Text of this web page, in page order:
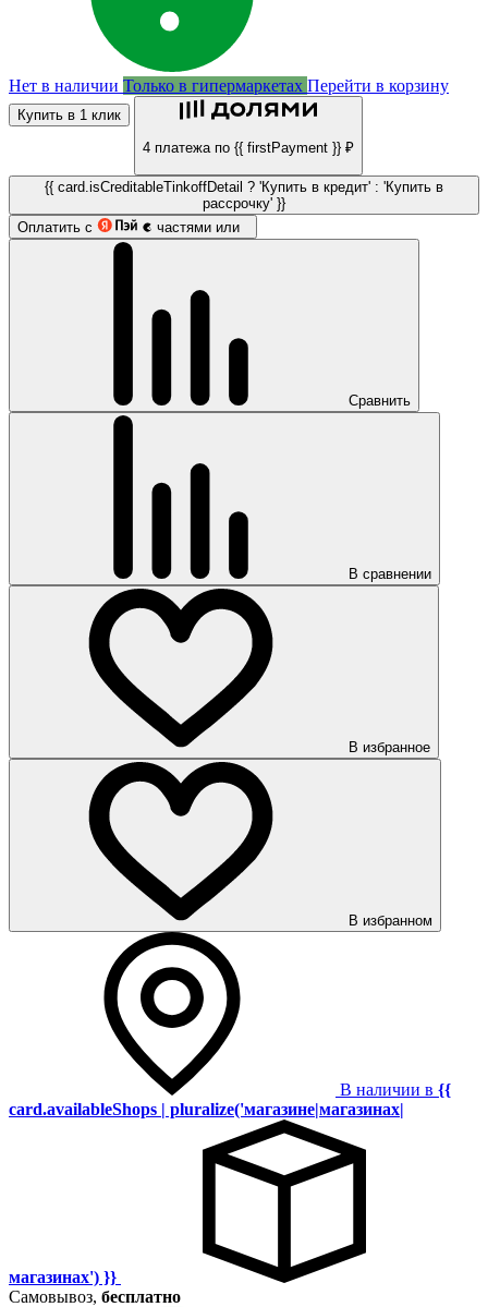
Нет в наличии Только в гипермаркетах Перейти в корзину
Купить в 1 клик
4 платежа по {{ firstPayment }} ₽
{{ card.isCreditableTinkoffDetail ? 'Купить в кредит' : 'Купить в
рассрочку' }}
Оплатить с
частями или
Сравнить
В сравнении
В избранное
В избранном
В наличии в {{
card.availableShops | pluralize('магазине|магазинах|
магазинах') }}
Самовывоз, бесплатно